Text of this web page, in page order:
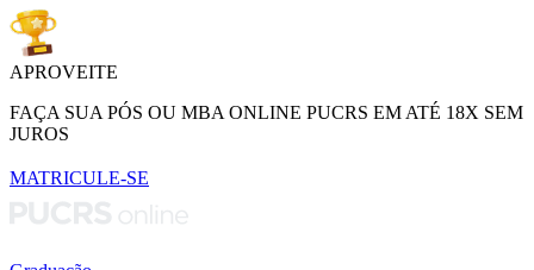
APROVEITE
FAÇA SUA PÓS OU MBA ONLINE PUCRS EM ATÉ 18X SEM
JUROS
MATRICULE-SE